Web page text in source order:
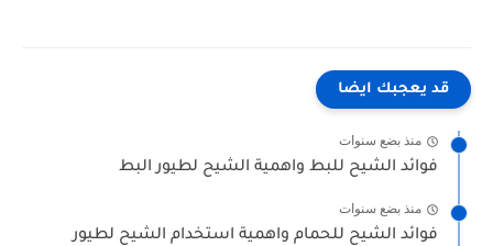
قد يعجبك ايضا
منذ بضع سنوات
فوائد الشيح للبط واهمية الشيح لطيور البط
منذ بضع سنوات
فوائد الشيح للحمام واهمية استخدام الشيح لطيور